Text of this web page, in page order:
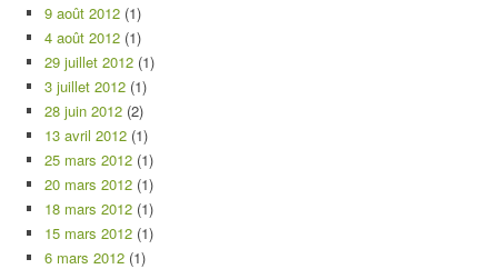
9 août 2012 (1)
4 août 2012 (1)
29 juillet 2012 (1)
3 juillet 2012 (1)
28 juin 2012 (2)
13 avril 2012 (1)
25 mars 2012 (1)
20 mars 2012 (1)
18 mars 2012 (1)
15 mars 2012 (1)
6 mars 2012 (1)